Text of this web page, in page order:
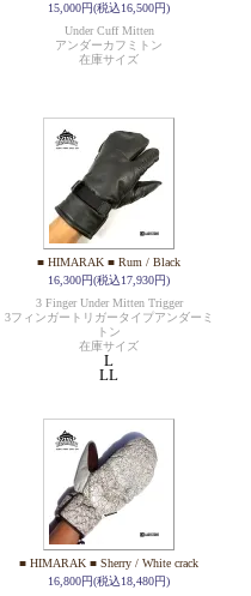
15,000円(税込16,500円)
Under Cuff Mitten
アンダーカフミトン
在庫サイズ
■ HIMARAK ■ Rum / Black
16,300円(税込17,930円)
3 Finger Under Mitten Trigger
3フィンガートリガータイプアンダーミ
トン
在庫サイズ
L
LL
■ HIMARAK ■ Sherry / White crack
16,800円(税込18,480円)